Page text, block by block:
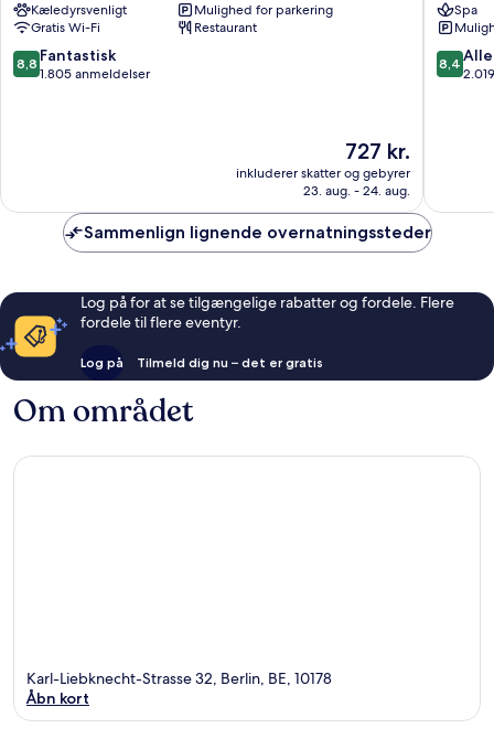
Alexanderplatz
Mitte
Kæledyrsvenligt
Mulighed for parkering
Gratis Wi-Fi
Restaurant
8.8
ud
8,8 Fantastisk
1.805 anmeldelser
Prisen
727 kr.
727 kr.
inkluderer skatter og gebyrer
23. aug. - 24. aug.
Berlin
Mitte
Spa
8.4
ud
8,4
Sammenlign lignende overnatningssteder
Log på for at se tilgængelige rabatter og fordele. Flere
fordele til flere eventyr.
Log på Tilmeld dig nu – det er gratis
Om området
Karl-Liebknecht-Strasse 32, Berlin, BE, 10178
Åbn kort